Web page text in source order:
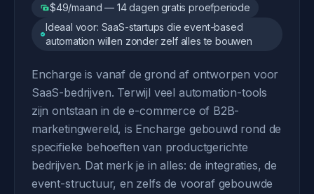
$49/maand — 14 dagen gratis proefperiode
Ideaal voor: SaaS-startups die event-based
automation willen zonder zelf alles te bouwen
Encharge is vanaf de grond af ontworpen voor
SaaS-bedrijven. Terwijl veel automation-tools
zijn ontstaan in de e-commerce of B2B-
marketingwereld, is Encharge gebouwd rond de
specifieke behoeften van productgerichte
bedrijven. Dat merk je in alles: de integraties, de
event-structuur, en zelfs de vooraf gebouwde